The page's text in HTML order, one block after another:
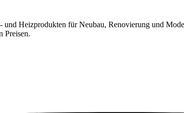
Heizprodukten für Neubau, Renovierung und
Preisen.